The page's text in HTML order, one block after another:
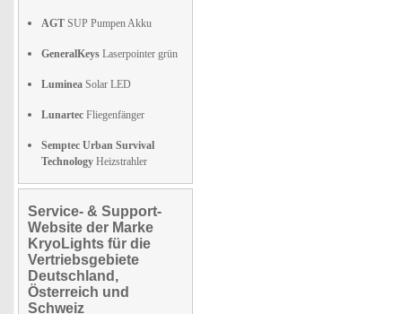
AGT SUP Pumpen Akku
GeneralKeys Laserpointer grün
Luminea Solar LED
Lunartec Fliegenfänger
Semptec Urban Survival
Technology Heizstrahler
Service- & Support-
Website der Marke
KryoLights für die
Vertriebsgebiete
Deutschland,
Österreich und
Schweiz